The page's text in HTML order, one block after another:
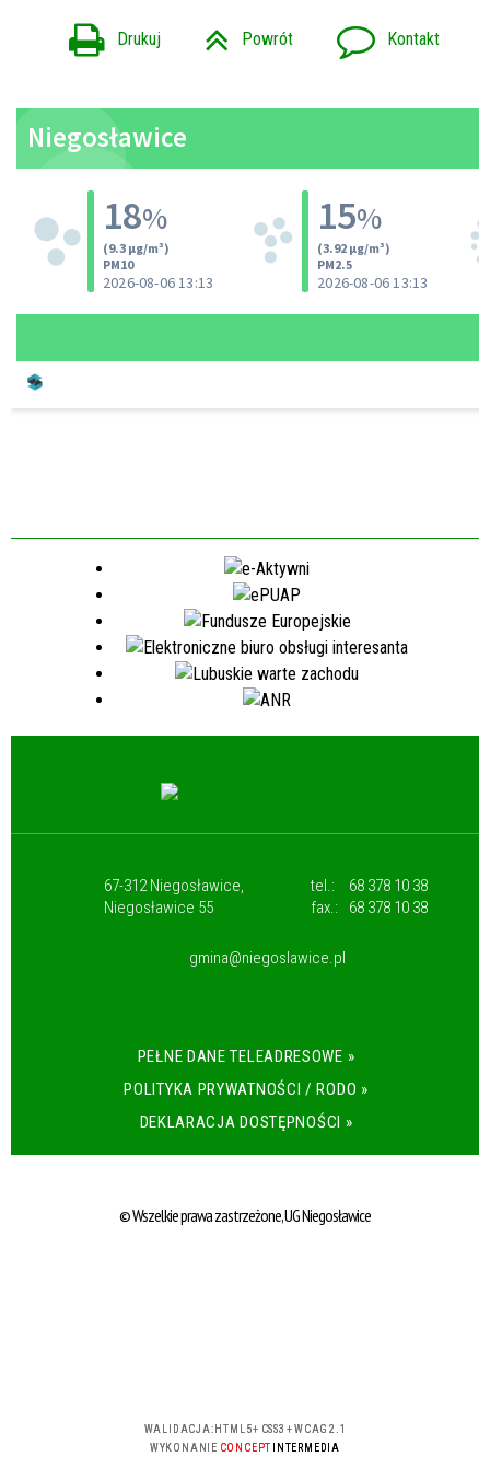
Drukuj Powrót Kontakt
67-312 Niegosławice,
Niegosławice 55
tel.:
68 378 10 38
fax.:
68 378 10 38
gmina@niegoslawice.pl
PEŁNE DANE TELEADRESOWE »
POLITYKA PRYWATNOŚCI / RODO »
DEKLARACJA DOSTĘPNOŚCI »
© Wszelkie prawa zastrzeżone, UG Niegosławice
WALIDACJA: HTML5+ CSS3 +WCAG 2.1
WYKONANIE CONCEPT INTERMEDIA